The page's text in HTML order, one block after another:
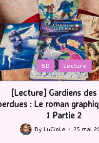
Posted
in
Serie Tv USA
[Série TV] The Madison :
by
By LuCioLe 22 mai